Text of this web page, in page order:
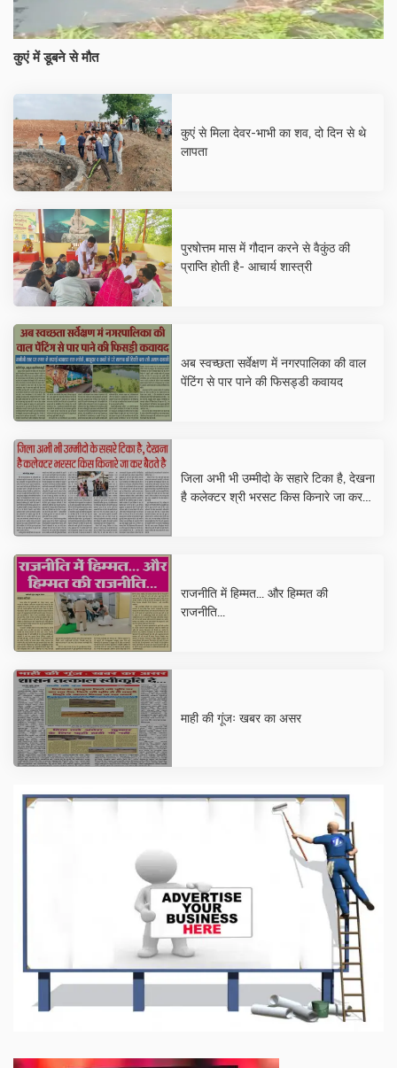
कुएं में डूबने से मौत
कुएं से मिला देवर-भाभी का शव, दो दिन से थे
लापता
पुरषोत्तम मास में गौदान करने से वैकुंठ की
प्राप्ति होती है- आचार्य शास्त्री
अब स्वच्छता सर्वेक्षण में नगरपालिका की वाल
पेंटिंग से पार पाने की फिसड्डी कवायद
जिला अभी भी उम्मीदो के सहारे टिका है, देखना
है कलेक्टर श्री भरसट किस किनारे जा कर
राजनीति में हिम्मत... और हिम्मत की
राजनीति...
माही की गूंजः खबर का असर